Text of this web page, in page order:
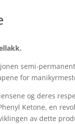
semi-
for
og deres
Ketone, en
av dette